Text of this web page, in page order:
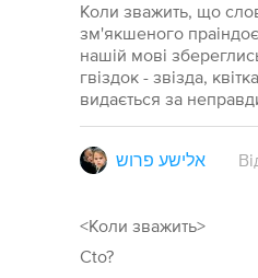
Коли зважить, що
зм'якшеного
нашій мові
гвіздок - звізда,
видається за
אלישע פרוש
<Коли зважить>
Cto?